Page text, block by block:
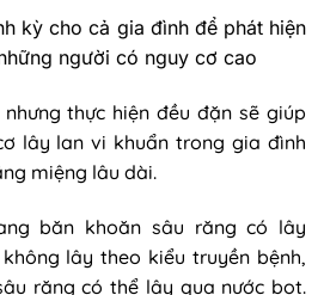
kỳ cho cả gia đình để phát hiện
người có nguy cơ cao
thực hiện đều đặn sẽ giúp
lây lan vi khuẩn trong gia đình
miệng lâu dài.
băn khoăn sâu răng có lây
lây theo kiểu truyền bệnh,
răng có thể lây qua nước bọt.